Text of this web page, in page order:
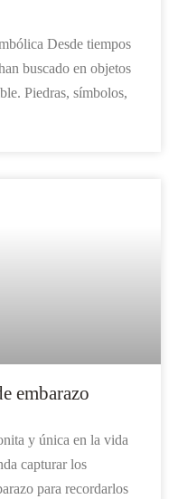
Desde tiempos
buscado en objetos
Piedras, símbolos,
embarazo
y única en la vida
capturar los
para recordarlos